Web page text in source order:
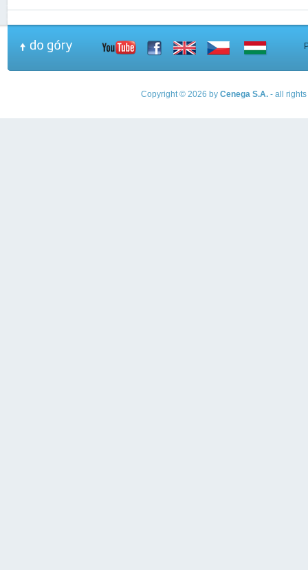
Copyright © 2026 by Cenega S.A.- all rights